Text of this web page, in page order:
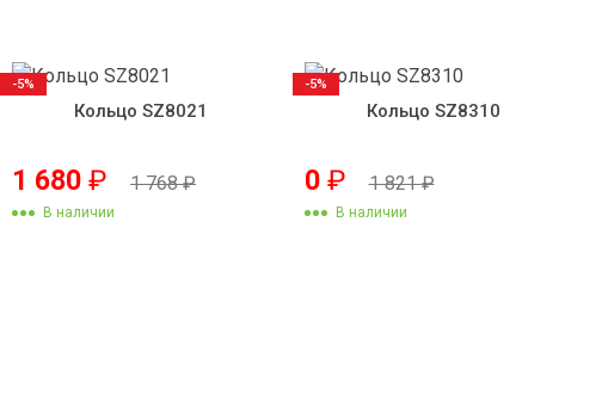
Кольцо SZ8021
1 680 ₽ 1 768₽
В наличии
-5%
Кольцо SZ8310
0 ₽ 1 821₽
В наличии
-5%